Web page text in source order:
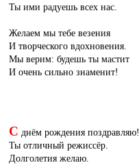
Ты ими радуешь всех нас.
Желаем мы тебе везения
И творческого вдохновения.
Мы верим: будешь ты мастит
И очень сильно знаменит!
С днём рождения поздравляю!
Ты отличный режиссёр.
Долголетия желаю.